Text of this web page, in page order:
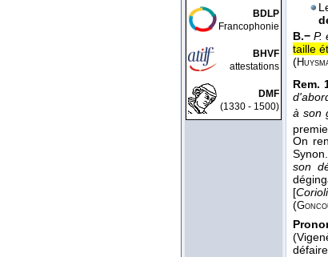
BDLP
Francophonie
BHVF
attestations
DMF
(1330 - 1500)
B.− P.
taille
(
Rem.
à son
On
Synon.
son
[
(